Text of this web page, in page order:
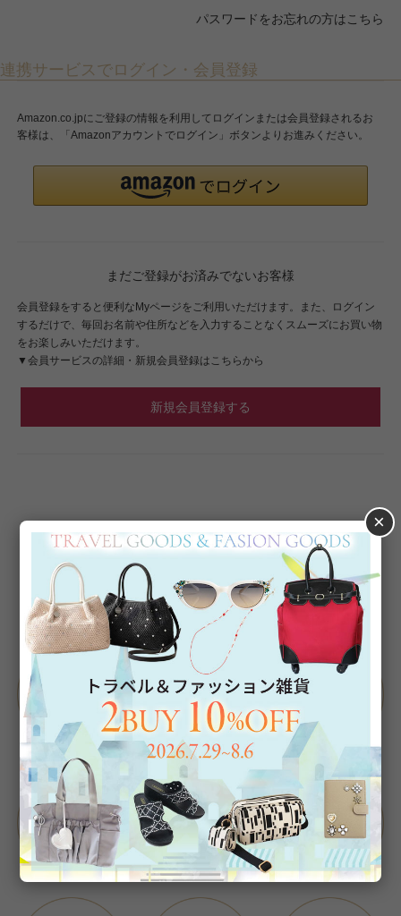
パスワードをお忘れの方はこちら
連携サービスでログイン・会員登録
Amazon.co.jpにご登録の情報を利用してログインまたは会員登録されるお
客様は、「Amazonアカウントでログイン」ボタンよりお進みください。
まだご登録がお済みでないお客様
会員登録をすると便利なMyページをご利用いただけます。また、ログイン
するだけで、毎回お名前や住所などを入力することなくスムーズにお買い物
をお楽しみいただけます。
▼会員サービスの詳細・新規会員登録はこちらから
新規会員登録する
Category
アイテムカテゴリー
×